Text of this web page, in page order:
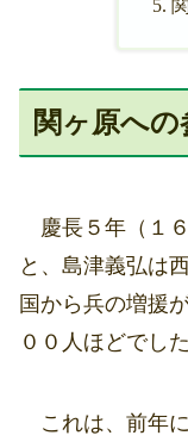
関ヶ原への
慶長５年（１
と、島津義弘は
国から兵の増援
００人ほどでした
これは、前年